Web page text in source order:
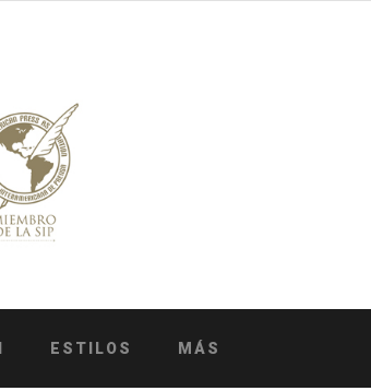
ESTILOS MÁS